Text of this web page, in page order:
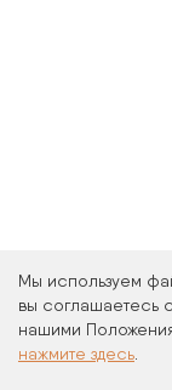
Мы используем
вы соглашаетесь
нашими
нажмите здесь